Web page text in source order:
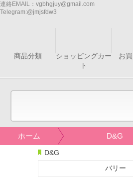
連絡EMAIL： vgbhgjuy@gmail.com
Telegram:@jmjsfdw3
商品分類
ショッピングカー
ト
お
ホーム D&G
D&G
バリー